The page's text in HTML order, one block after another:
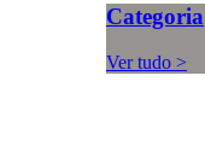
Categoria
Ver tudo >